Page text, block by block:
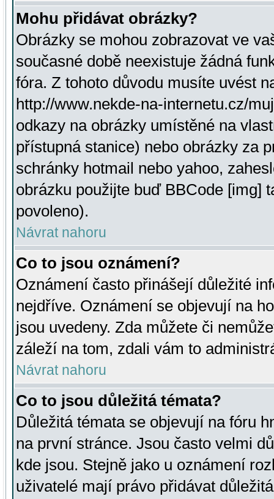
Mohu přidávat obrázky?
Obrázky se mohou zobrazovat ve
současné době neexistuje žádná
fóra. Z tohoto důvodu musíte uvést
http://www.nekde-na-internetu.cz/
odkazy na obrázky umístěné na
přístupná stanice) nebo obrázky za
schránky hotmail nebo yahoo,
obrázku použijte buď BBCode [img]
povoleno).
Návrat nahoru
Co to jsou oznámení?
Oznámení často přinášejí důležité
nejdříve. Oznámení se objevují na
jsou uvedeny. Zda můžete či
záleží na tom, zdali vám to
Návrat nahoru
Co to jsou důležitá témata?
Důležitá témata se objevují na fóru
na první stránce. Jsou často velmi
kde jsou. Stejně jako u oznámení
uživatelé mají právo přidávat